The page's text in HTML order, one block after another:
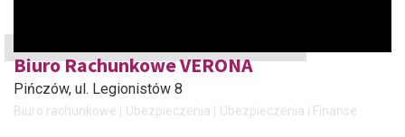
Biuro Rachunkowe VERONA
Pińczów, ul. Legionistów 8
Biuro rachunkowe Ubezpieczenia Ubezpieczenia i Finanse